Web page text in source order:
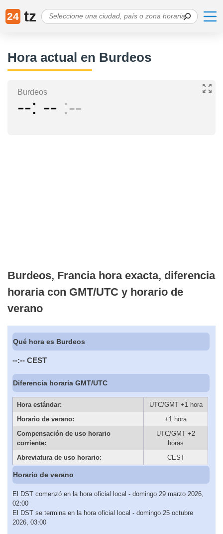
24 tz
Hora actual en Burdeos
Burdeos
-- -- --
Burdeos, Francia hora exacta, diferencia
horaria con GMT/UTC y horario de
verano
Qué hora es Burdeos
--:-- CEST
Diferencia horaria GMT/UTC
Hora estándar:
UTC/GMT +1 hora
Horario de verano:
+1 hora
Compensación de uso horario
corriente:
UTC/GMT +2
horas
Abreviatura de uso horario:
CEST
Horario de verano
El DST comenzó en la hora oficial local - domingo 29 marzo 2026,
02:00
El DST se termina en la hora oficial local - domingo 25 octubre
2026, 03:00